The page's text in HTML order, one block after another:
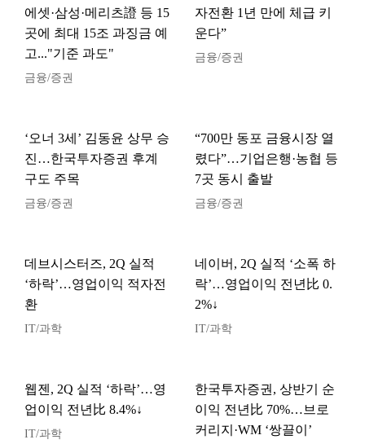
에셋·삼성·메리츠證 등 15
곳에 최대 15조 과징금 예
고..."기준 과도"
금융/증권
자전환 1년 만에 체급 키
운다”
금융/증권
‘오너 3세’ 김동윤 상무 승
진…한국투자증권 후계
구도 주목
금융/증권
“700만 동포 금융시장 열
렸다”…기업은행·농협 등
7곳 동시 출발
금융/증권
데브시스터즈, 2Q 실적
‘하락’…영업이익 적자전
환
IT/과학
네이버, 2Q 실적 ‘소폭 하
락’…영업이익 전년比 0.
2%↓
IT/과학
웹젠, 2Q 실적 ‘하락’…영
업이익 전년比 8.4%↓
IT/과학
한국투자증권, 상반기 순
이익 전년比 70%…브로
커리지·WM ‘쌍끌이’